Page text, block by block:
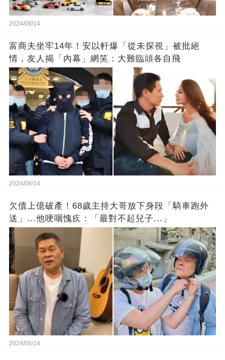
2024/08/14
富商夫坐牢14年！安以軒爆「從未探視」被批絕
情，友人揭「內幕」網笑：大難臨頭各自飛
2024/08/14
欠債上億破產！68歲主持大哥放下身段「騎車跑外
送」...他哽咽愧疚：「最對不起兒子...」
2024/08/14